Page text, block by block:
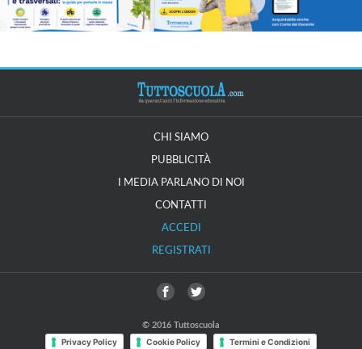
CHI SIAMO
PUBBLICITÀ
I MEDIA PARLANO DI NOI
CONTATTI
ACCEDI
REGISTRATI
© 2016 Tuttoscuola
Privacy Policy Cookie Policy Termini e Condizioni